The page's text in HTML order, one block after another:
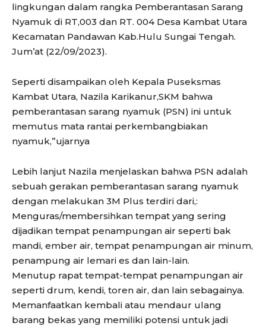
lingkungan dalam rangka Pemberantasan Sarang
Nyamuk di RT,003 dan RT. 004 Desa Kambat Utara
Kecamatan Pandawan Kab.Hulu Sungai Tengah.
Jum’at (22/09/2023).
Seperti disampaikan oleh Kepala Puseksmas
Kambat Utara, Nazila Karikanur,SKM bahwa
pemberantasan sarang nyamuk (PSN) ini untuk
memutus mata rantai perkembangbiakan
nyamuk,”ujarnya
Lebih lanjut Nazila menjelaskan bahwa PSN adalah
sebuah gerakan pemberantasan sarang nyamuk
dengan melakukan 3M Plus terdiri dari,:
Menguras/membersihkan tempat yang sering
dijadikan tempat penampungan air seperti bak
mandi, ember air, tempat penampungan air minum,
penampung air lemari es dan lain-lain.
Menutup rapat tempat-tempat penampungan air
seperti drum, kendi, toren air, dan lain sebagainya.
Memanfaatkan kembali atau mendaur ulang
barang bekas yang memiliki potensi untuk jadi